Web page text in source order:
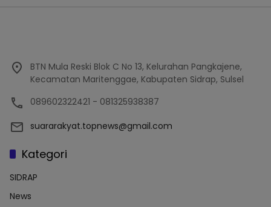
BTN Mula Reski Blok C No 13, Kelurahan Pangkajene,
Kecamatan Maritenggae, Kabupaten Sidrap, Sulsel
089602322421 - 081325938387
suararakyat.topnews@gmail.com
Kategori
SIDRAP
News